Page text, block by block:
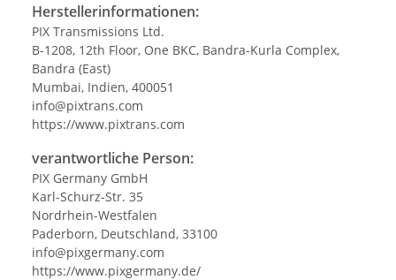
Herstellerinformationen:
PIX Transmissions Ltd.
B-1208, 12th Floor, One BKC, Bandra-Kurla Complex,
Bandra (East)
Mumbai, Indien, 400051
info@pixtrans.com
https://www.pixtrans.com
verantwortliche Person:
PIX Germany GmbH
Karl-Schurz-Str. 35
Nordrhein-Westfalen
Paderborn, Deutschland, 33100
info@pixgermany.com
https://www.pixgermany.de/